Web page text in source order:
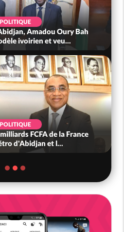
POLITIQUE
tragiques à Kossandji
fait 03 morts, A...
SOCIÉTÉ
ne veut pas mourir chez
des habitants d...